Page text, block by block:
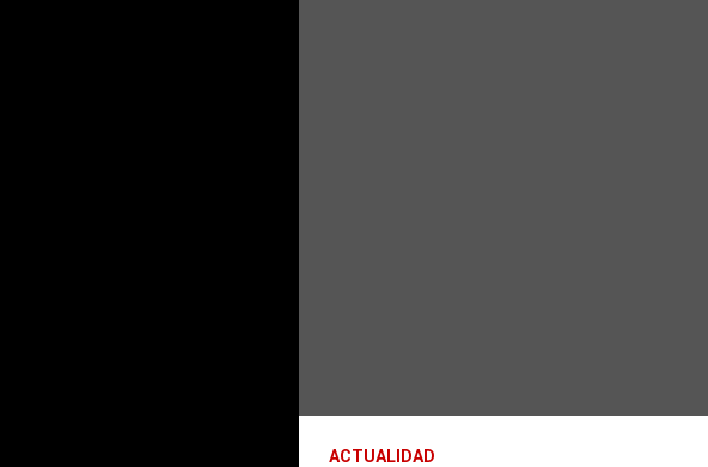
ACTUALIDAD